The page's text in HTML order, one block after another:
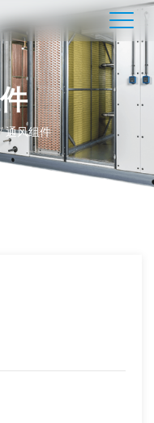
通风组件